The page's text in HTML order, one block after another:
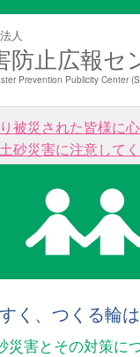
人
防止広報セ
Prevention Publicity Center
被災された皆様に
砂災害に注意して
く、つくる輪
災害とその対策に